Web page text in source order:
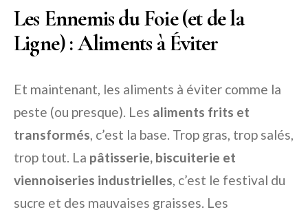
Les Ennemis du Foie (et de la
Ligne) : Aliments à Éviter
Et maintenant, les aliments à éviter comme la
peste (ou presque). Les aliments frits et
transformés, c’est la base. Trop gras, trop salés,
trop tout. La pâtisserie, biscuiterie et
viennoiseries industrielles, c’est le festival du
sucre et des mauvaises graisses. Les